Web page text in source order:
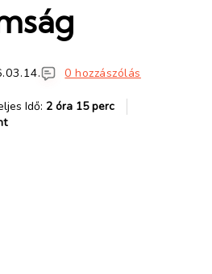
0 hozzászólás
Idő: 2 óra 15 perc